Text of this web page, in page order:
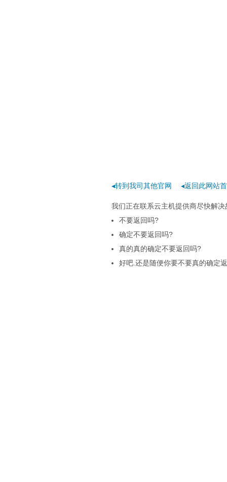
◂转到我司其他官网 ◂返回此网站
我们正在联系云主机提供商尽快解决
不要返回吗?
确定不要返回吗?
真的真的确定不要返回吗?
好吧.还是随便你要不要真的确定